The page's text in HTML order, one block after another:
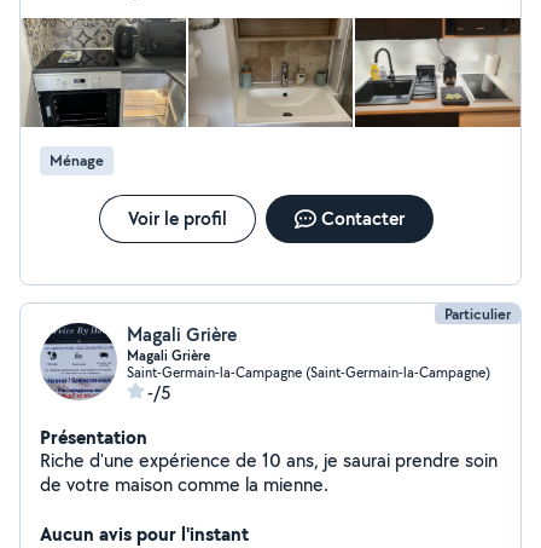
Ménage
Voir le profil Contacter
Particulier
Magali Grière
Magali Grière
Saint-Germain-la-Campagne (Saint-Germain-la-Campagne)
-/5
Présentation
Riche d'une expérience de 10 ans, je saurai prendre soin
de votre maison comme la mienne.
Aucun avis pour l'instant